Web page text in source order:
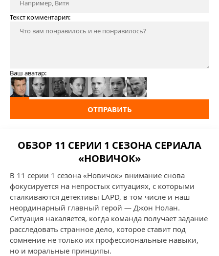
Текст комментария:
Ваш аватар:
ОТПРАВИТЬ
ОБЗОР 11 СЕРИИ 1 СЕЗОНА СЕРИАЛА
«НОВИЧОК»
В 11 серии 1 сезона «Новичок» внимание снова
фокусируется на непростых ситуациях, с которыми
сталкиваются детективы LAPD, в том числе и наш
неординарный главный герой — Джон Нолан.
Ситуация накаляется, когда команда получает задание
расследовать странное дело, которое ставит под
сомнение не только их профессиональные навыки,
но и моральные принципы.